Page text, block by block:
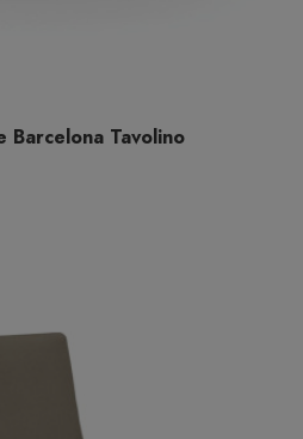
Barcelona Tavolino